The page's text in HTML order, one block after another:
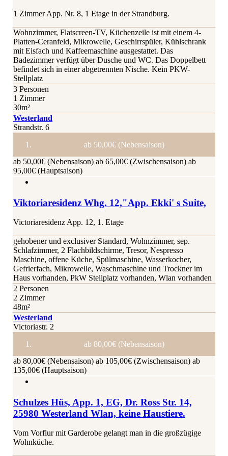
1 Zimmer App. Nr. 8, 1 Etage in der Strandburg.
Wohnzimmer, Flatscreen-TV, Küchenzeile ist mit einem 4-
Platten-Ceranfeld, Mikrowelle, Geschirrspüler, Kühlschrank
mit Eisfach und Kaffeemaschine ausgestattet. Das
Badezimmer verfügt über Dusche und WC. Das Doppelbett
befindet sich in einer abgetrennten Nische. Kein PKW-
Stellplatz
3 Personen
1 Zimmer
30m²
Westerland
Strandstr. 6
ab 50,00€ (Nebensaison)
ab 50,00€ (Nebensaison) ab 65,00€ (Zwischensaison) ab
95,00€ (Hauptsaison)
Viktoriaresidenz Whg. 12,"App. Ekki' s Suite,
Victoriaresidenz App. 12, 1. Etage
gehobener und exclusiver Standard, Wohnzimmer, sep.
Schlafzimmer, 2 Flachbildschirme, Tresor, Nespresso
Maschine, offene Küche, Spülmaschine, Wasserkocher,
Gefrierfach, Mikrowelle, Waschmaschine und Trockner im
Haus vorhanden, PkW Stellplatz vorhanden, Wlan vorhanden
2 Personen
2 Zimmer
48m²
Westerland
Victoriastr. 2
ab 80,00€ (Nebensaison)
ab 80,00€ (Nebensaison) ab 105,00€ (Zwischensaison) ab
135,00€ (Hauptsaison)
Schulzes Hüs, App. 1, EG, Dr. Ross Str. 14,
25980 Westerland Wlan, keine Haustiere.
Vom Vorflur mit Garderobe gelangt man in die großzügige
Wohnküche.